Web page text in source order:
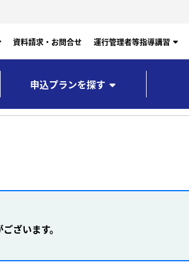
資料請求・お問合せ 運行管理者等指導講習
申込プランを探す
ざいます。